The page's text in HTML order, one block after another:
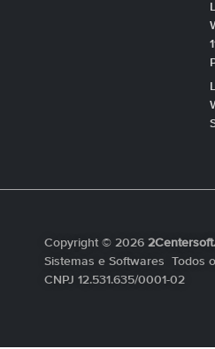
Copyright © 2026
Sistemas e Softwares Todos
CNPJ 12.531.635/0001-02